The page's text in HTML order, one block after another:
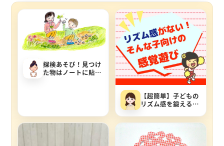
探検あそび！見つけ
た物はノートに貼っ
【超簡単】子どもの
リズム感を鍛える、
遊び